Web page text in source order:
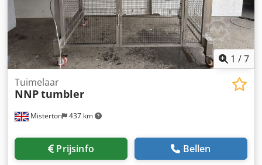
1 /7
Misterton 437 km
Tuimelaar
NNPtumbler
Prijsinfo Bellen